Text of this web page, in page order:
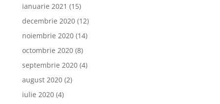
ianuarie 2021 (15)
decembrie 2020(12)
noiembrie 2020(14)
octombrie 2020(8)
septembrie 2020(4)
august 2020(2)
iulie 2020(4)